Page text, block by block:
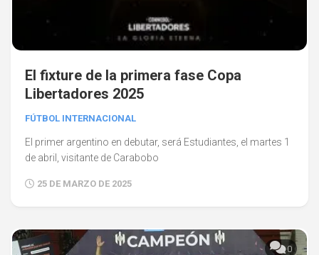
El fixture de la primera fase Copa
Libertadores 2025
FÚTBOL INTERNACIONAL
El primer argentino en debutar, será Estudiantes, el martes 1
de abril, visitante de Carabobo
25 DE MARZO DE 2025
0